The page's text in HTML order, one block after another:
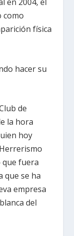
como
física
hacer su
de
la hora
hoy
que fuera
que se ha
empresa
del